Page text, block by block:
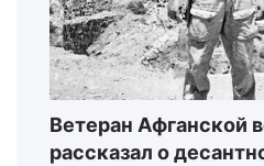
Ветеран Афганской
рассказал о